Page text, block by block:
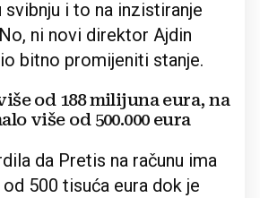
svibnju i to na inzistiranje
ni novi direktor Ajdin
bitno promijeniti stanje.
od 188 milijuna eura, na
više od 500.000 eura
da Pretis na računu ima
500 tisuća eura dok je